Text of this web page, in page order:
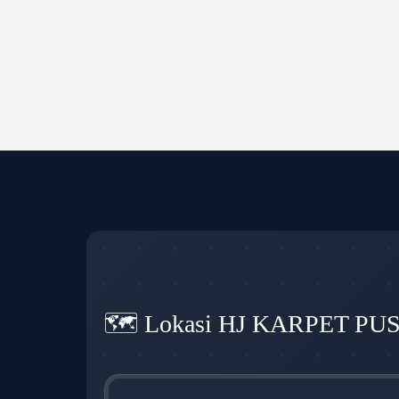
🗺️ Lokasi HJ KARPET